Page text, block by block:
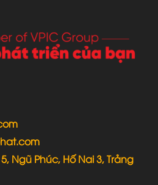
Ngũ Phúc, Hố Nai 3, Trảng